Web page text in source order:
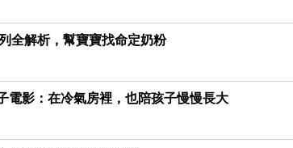
全解析，幫寶寶找命定奶粉
電影：在冷氣房裡，也陪孩子慢慢長大